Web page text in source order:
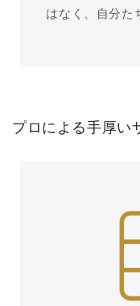
はなく、自分た
プロによる手厚い